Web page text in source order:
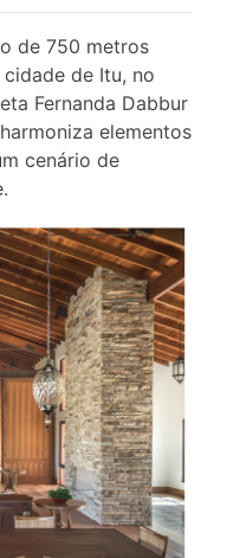
de 750 metros
de Itu, no
Fernanda Dabbur
elementos
cenário de